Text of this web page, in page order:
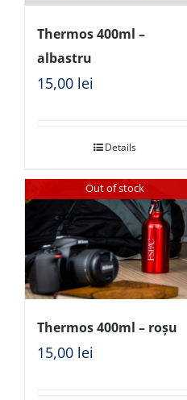
Thermos 400ml –
albastru
15,00 lei
Details
Out of stock
Thermos 400ml – roșu
15,00 lei